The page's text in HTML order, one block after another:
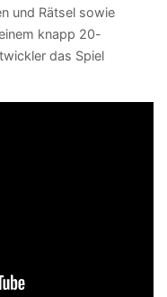
und Rätsel sowie
knapp 20-
das Spiel